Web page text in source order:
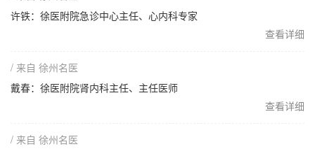
许铁：徐医附院急诊中心主任、心内科专家
查看详细
/ 来自 徐州名医
戴春：徐医附院肾内科主任、主任医师
查看详细
/ 来自 徐州名医